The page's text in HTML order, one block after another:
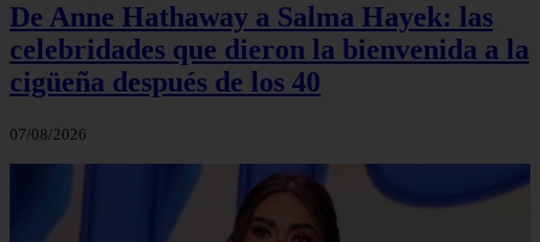
De Anne Hathaway a Salma Hayek: las
celebridades que dieron la bienvenida a la
cigüeña después de los 40
07/08/2026